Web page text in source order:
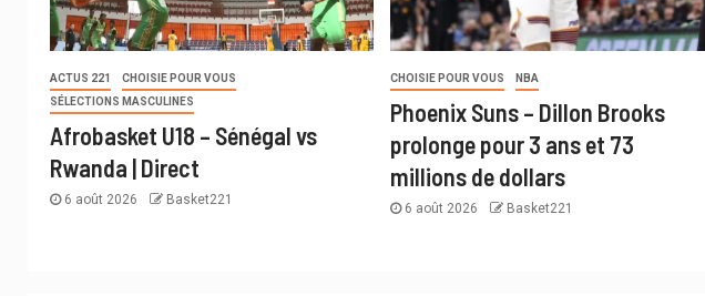
ACTUS 221
CHOISIE POUR VOUS
SÉLECTIONS MASCULINES
Afrobasket U18 – Sénégal vs
Rwanda | Direct
6 août 2026 Basket221
CHOISIE POUR VOUS NBA
Phoenix Suns – Dillon Brooks
prolonge pour 3 ans et 73
millions de dollars
6 août 2026 Basket221